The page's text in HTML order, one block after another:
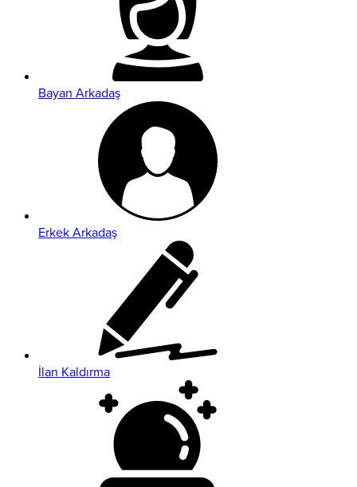
Bayan Arkadaş
Erkek Arkadaş
İlan Kaldırma